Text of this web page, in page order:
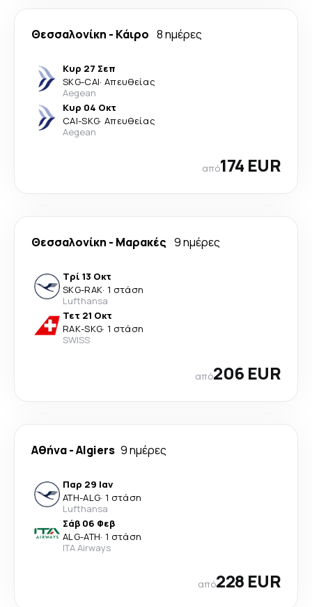
Θεσσαλονίκη - Κάιρο 8 ημέρες
Κυρ 27 Σεπ
SKG-CAI· Απευθείας
Aegean
Κυρ 04 Οκτ
CAI-SKG· Απευθείας
Aegean
από174 EUR
Θεσσαλονίκη - Μαρακές 9 ημέρες
Τρί 13 Οκτ
SKG-RAK· 1 στάση
Lufthansa
Τετ 21 Οκτ
RAK-SKG· 1 στάση
SWISS
από206 EUR
Αθήνα-Algiers 9 ημέρες
Παρ 29 Ιαν
ATH-ALG· 1 στάση
Lufthansa
Σάβ 06 Φεβ
ALG-ATH· 1 στάση
ITA Airways
από228 EUR